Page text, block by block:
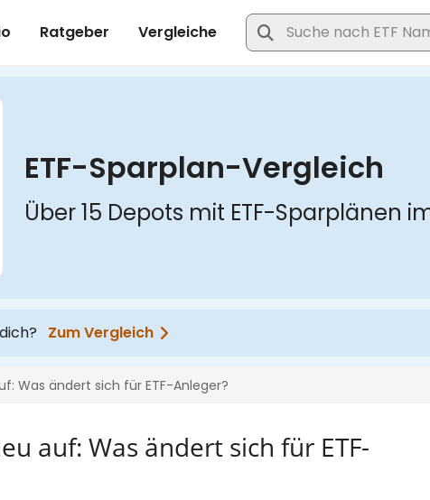
auf: Was ändert sich für ETF-